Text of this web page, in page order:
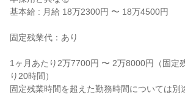
基本給 : 月給 18万2300円 〜 18万4500円
固定残業代：あり
1ヶ月あたり2万7700円 〜 2万8000円（固定
り20時間）
固定残業時間を超えた勤務時間については別